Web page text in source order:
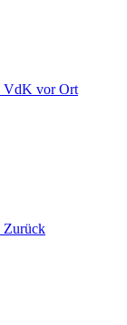
VdK vor Ort
Zurück